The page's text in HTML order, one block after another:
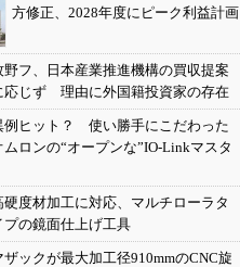
方修正、2028年度にピーク利益計画
野フ、日本産業推進機構の買収提案
応じず 理由に外国籍投資家の存在
例ヒット？ 使い勝手にこだわった
ムロンの“オープンな”IO-Linkマスタ
硬度材加工に対応、マルチローラタ
プの鏡面仕上げ工具
ザックが最大加工径910mmのCNC旋